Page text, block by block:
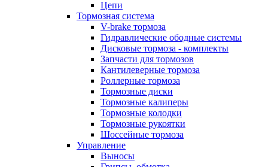
Цепи
Тормозная система
V-brake тормоза
Гидравлические ободные системы
Дисковые тормоза - комплекты
Запчасти для тормозов
Кантилеверные тормоза
Роллерные тормоза
Тормозные диски
Тормозные калиперы
Тормозные колодки
Тормозные рукоятки
Шоссейные тормоза
Управление
Выносы